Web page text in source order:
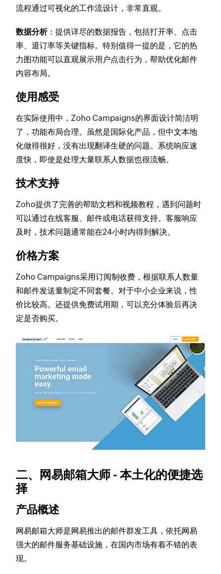
流程通过可视化的工作流设计，非常直观。
数据分析：提供详尽的数据报告，包括打开率、点击
率、退订率等关键指标。特别值得一提的是，它的热
力图功能可以直观展示用户点击行为，帮助优化邮件
内容布局。
使用感受
在实际使用中，Zoho Campaigns的界面设计简洁明
了，功能布局合理。虽然是国际化产品，但中文本地
化做得很好，没有出现翻译生硬的问题。系统响应速
度快，即使是处理大量联系人数据也很流畅。
技术支持
Zoho提供了完善的帮助文档和视频教程，遇到问题时
可以通过在线客服、邮件或电话获得支持。客服响应
及时，技术问题通常能在24小时内得到解决。
价格方案
Zoho Campaigns采用订阅制收费，根据联系人数量
和邮件发送量制定不同套餐。对于中小企业来说，性
价比较高。还提供免费试用期，可以充分体验后再决
定是否购买。
二、网易邮箱大师 - 本土化的便捷选
择
产品概述
网易邮箱大师是网易推出的邮件群发工具，依托网易
强大的邮件服务基础设施，在国内市场有着不错的表
现。